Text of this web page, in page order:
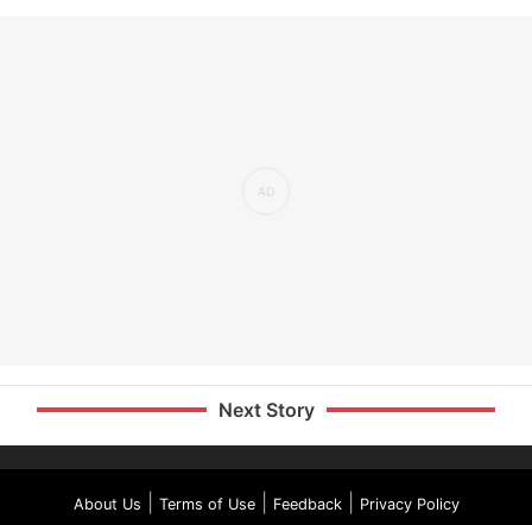
Next Story
About Us Terms of Use| Feedback| Privacy Policy